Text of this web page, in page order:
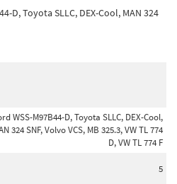
D, Toyota SLLC, DEX-Cool, MAN 324
WSS-M97B44-D, Toyota SLLC, DEX-Cool,
324 SNF, Volvo VCS, MB 325.3, VW TL 774
D, VW TL 774 F
5